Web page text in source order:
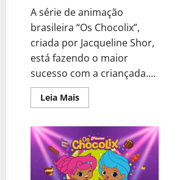
A série de animação
brasileira “Os Chocolix”,
criada por Jacqueline Shor,
está fazendo o maior
sucesso com a criançada....
Leia Mais